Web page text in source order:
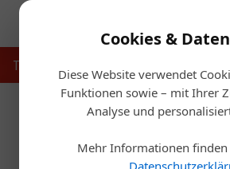
Cookies &
Diese Website verwendet
Funktionen sowie – mit Ihrer
Analyse und
Mehr Informationen finden
Touristik